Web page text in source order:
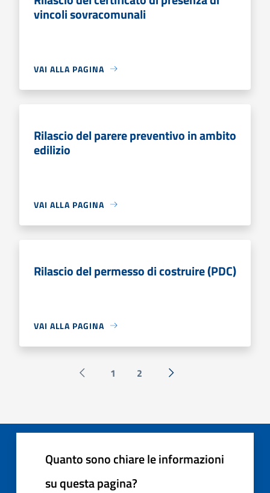
vincoli sovracomunali
VAI ALLA PAGINA
Rilascio del parere preventivo in ambito
edilizio
VAI ALLA PAGINA
Rilascio del permesso di costruire (PDC)
VAI ALLA PAGINA
Pagina precedente
1 2 Successiva »
Quanto sono chiare le informazioni
su questa pagina?